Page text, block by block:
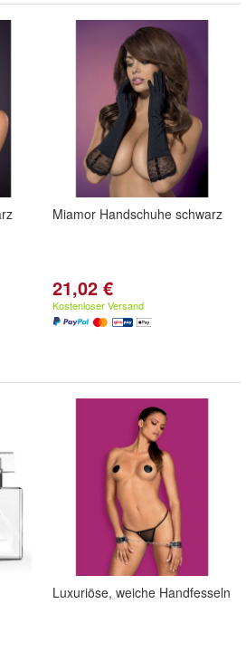
Miamor Handschuhe schwarz
21,02 €
Kostenloser Versand
Luxuriöse, weiche Handfesseln